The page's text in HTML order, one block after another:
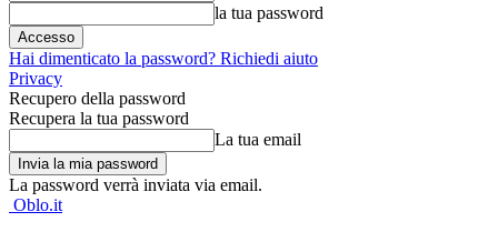
la tua password
Hai dimenticato la password? Richiedi aiuto
Privacy
Recupero della password
Recupera la tua password
La tua email
La password verrà inviata via email.
Oblo.it